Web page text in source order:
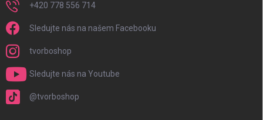
+420 778 556 714
Sledujte nás na našem Facebooku
tvorboshop
Sledujte nás na Youtube
@tvorboshop